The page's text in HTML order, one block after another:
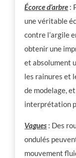
Écorce d’arbre :
une véritable
contre l’argile
obtenir une
et absolument
les rainures et
de modelage,
interprétation
Vagues : Des
ondulés
mouvement